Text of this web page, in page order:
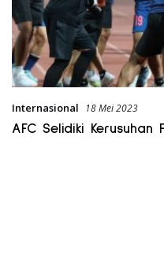
Internasional 18 Mei 2023
AFC Selidiki Kerusuhan